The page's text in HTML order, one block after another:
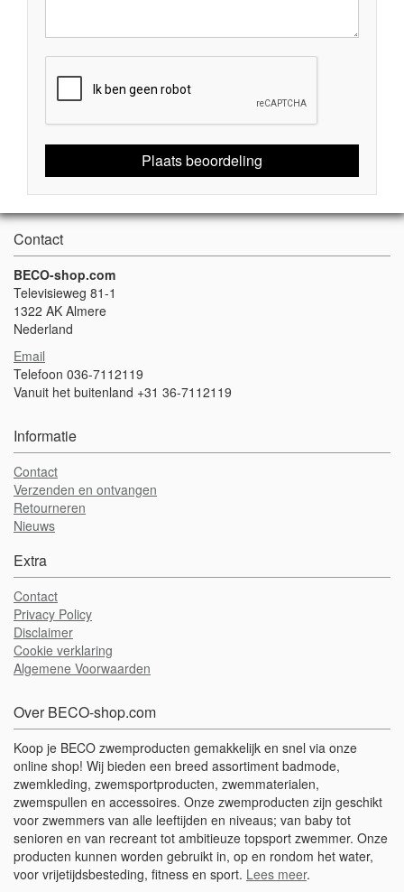
Plaats beoordeling
Contact
BECO-shop.com
Televisieweg 81-1
1322 AK Almere
Nederland
Email
Telefoon 036-7112119
Vanuit het buitenland +31 36-7112119
Informatie
Contact
Verzenden en ontvangen
Retourneren
Nieuws
Extra
Contact
Privacy Policy
Disclaimer
Cookie verklaring
Algemene Voorwaarden
Over BECO-shop.com
Koop je BECO zwemproducten gemakkelijk en snel via onze
online shop! Wij bieden een breed assortiment badmode,
zwemkleding, zwemsportproducten, zwemmaterialen,
zwemspullen en accessoires. Onze zwemproducten zijn geschikt
voor zwemmers van alle leeftijden en niveaus; van baby tot
senioren en van recreant tot ambitieuze topsport zwemmer. Onze
producten kunnen worden gebruikt in, op en rondom het water,
voor vrijetijdsbesteding, fitness en sport. Lees meer.